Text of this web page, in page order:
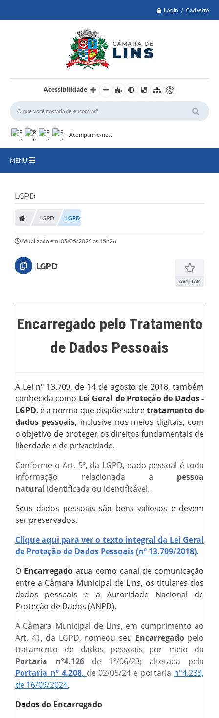
Login / Cadastro
Acessibilidade
Acompanhe-nos:
MENU
PRINCIPAL
A Nossa Cidade
LEGISLAÇÃO
EDITAIS/LICITAÇÕES
ELEIÇÕES INDIRETAS | DOCUMENTOS
Holerite
Estrutura Administrativa
Portal da Transparência
Jornal Histórico
Portarias
Parlamento Jovem
TV Câmara
Proposituras
Atos da Presidência
Galeria de Fotos
Galeria de Presidentes
Mesa Diretora
Contratos
Ouvidoria
Comissões
LGPD
LGPD LGPD
Atualizado em: 05/05/2026 às 15h26
LGPD
AVALIAR
Encarregado pelo Tratamento
de Dados Pessoais
A Lei nº 13.709, de 14 de agosto de 2018, também
conhecida como Lei Geral de Proteção de Dados -
LGPD, é a norma que dispõe sobretratamento de
dados pessoais, inclusive nos meios digitais, com
o objetivo de proteger os direitos fundamentais de
liberdade e de privacidade.
Conforme o Art. 5º, da LGPD, dado pessoal é toda
informação relacionada a pessoa
natural identificada ou identificável.
Seus dados pessoais são bens valiosos e devem
ser preservados.
Clique aqui para ver o texto integral da Lei Geral
de Proteção de Dados Pessoais (nº 13.709/2018).
O Encarregado atua como canal de comunicação
entre a Câmara Municipal de Lins, os titulares dos
dados pessoais e a Autoridade Nacional de
Proteção de Dados (ANPD).
A Câmara Municipal de Lins, em cumprimento ao
Art. 41, da LGPD, nomeou seu Encarregado pelo
tratamento de dados pessoais por meio da
Portaria n°4.126 de 1º/06/23; alterada pela
Portaria nº 4.208, de 02/05/24 e portaria n°4.233,
de 16/09/2024.
Dados do Encarregado